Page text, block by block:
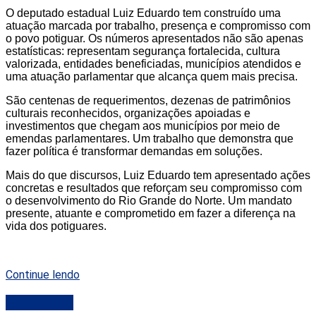
O deputado estadual Luiz Eduardo tem construído uma
atuação marcada por trabalho, presença e compromisso com
o povo potiguar. Os números apresentados não são apenas
estatísticas: representam segurança fortalecida, cultura
valorizada, entidades beneficiadas, municípios atendidos e
uma atuação parlamentar que alcança quem mais precisa.
São centenas de requerimentos, dezenas de patrimônios
culturais reconhecidos, organizações apoiadas e
investimentos que chegam aos municípios por meio de
emendas parlamentares. Um trabalho que demonstra que
fazer política é transformar demandas em soluções.
Mais do que discursos, Luiz Eduardo tem apresentado ações
concretas e resultados que reforçam seu compromisso com
o desenvolvimento do Rio Grande do Norte. Um mandato
presente, atuante e comprometido em fazer a diferença na
vida dos potiguares.
Continue lendo